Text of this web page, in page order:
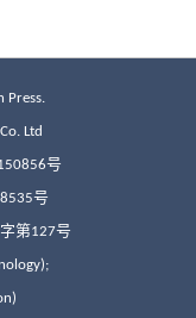
Press.
Ltd
号
号
第127号